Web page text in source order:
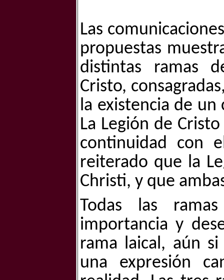
Las
propuestas
distintas ramas
Cristo,
la existencia de
La Legión de
continuidad con
reiterado que la
Christi, y que
Todas las
importancia y
rama laical, aún
una expresión